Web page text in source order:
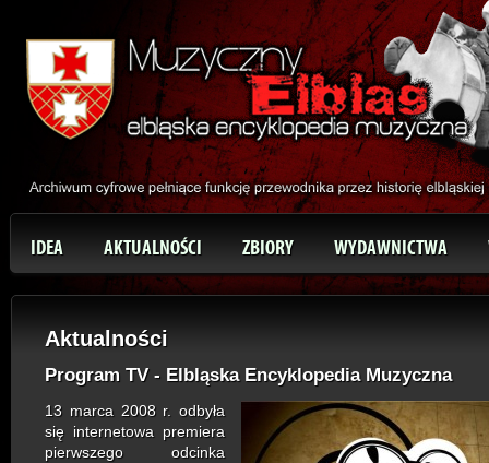
IDEA AKTUALNOŚCI ZBIORY WYDAWNICTWA
Aktualności
Program TV - Elbląska Encyklopedia Muzyczna
13 marca 2008 r. odbyła
się internetowa premiera
pierwszego odcinka